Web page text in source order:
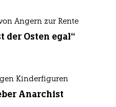
Angern zur Rente
der Osten egal“
Kinderfiguren
Anarchist